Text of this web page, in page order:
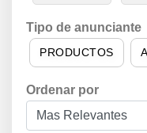
Tipo de anunciante
PRODUCTOS
Ordenar por